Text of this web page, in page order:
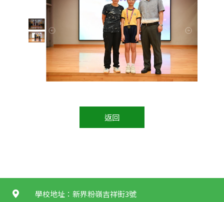
返回
學校地址：新界粉嶺吉祥街3號